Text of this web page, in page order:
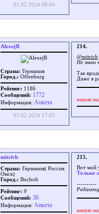
01.02.2024 09:04
AlexejB
Страна: Германия
Город.: Offenburg
Рейтинг: 1186
Сообщений: 1772
Информация: Aнкета
01.02.2024 17:03
214.
@mitrich
Не знаю
Так
Даже я
нашли
mitrich
Страна: Германия( Россия.
Омск)
Город.: Bocholt
Рейтинг: 9
Сообщений: 36
Информация: Aнкета
215.
Вот мой
Только
----------
нашли